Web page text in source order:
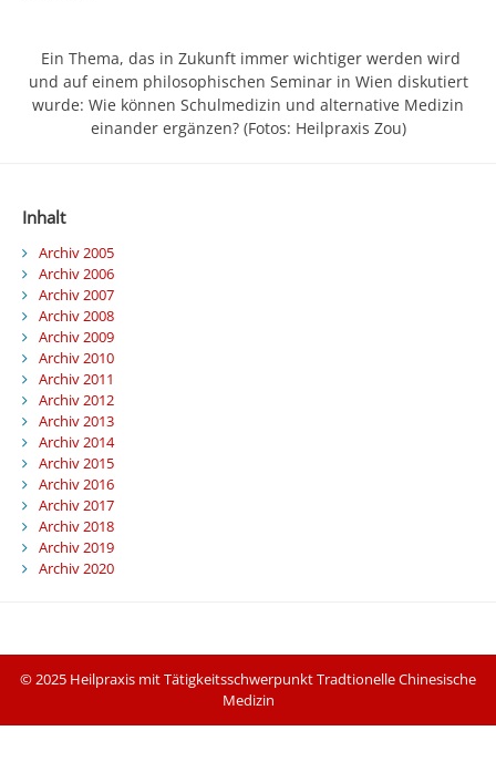
Ein Thema, das in Zukunft immer wichtiger werden wird
und auf einem philosophischen Seminar in Wien diskutiert
wurde: Wie können Schulmedizin und alternative Medizin
einander ergänzen? (Fotos: Heilpraxis Zou)
Inhalt
Archiv 2005
Archiv 2006
Archiv 2007
Archiv 2008
Archiv 2009
Archiv 2010
Archiv 2011
Archiv 2012
Archiv 2013
Archiv 2014
Archiv 2015
Archiv 2016
Archiv 2017
Archiv 2018
Archiv 2019
Archiv 2020
© 2025 Heilpraxis mit Tätigkeitsschwerpunkt Tradtionelle Chinesische
Medizin